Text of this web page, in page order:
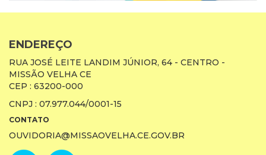
ENDEREÇO
RUA JOSÉ LEITE LANDIM JÚNIOR, 64 - CENTRO -
MISSÃO VELHA CE
CEP : 63200-000
CNPJ : 07.977.044/0001-15
CONTATO
OUVIDORIA@MISSAOVELHA.CE.GOV.BR